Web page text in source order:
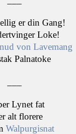
Gang!
Loke!
von Lavemang
fat
Walpurgisnat